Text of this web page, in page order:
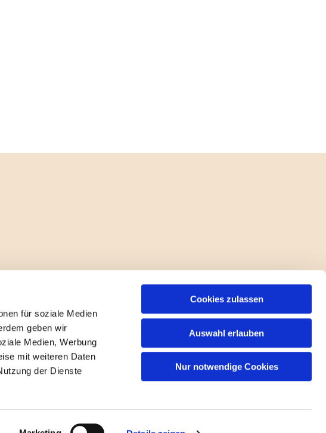
für soziale Medien
geben wir
Medien, Werbung
mit weiteren Daten
der Dienste
Cookies zulassen
Auswahl erlauben
Nur notwendige Cookies
Login